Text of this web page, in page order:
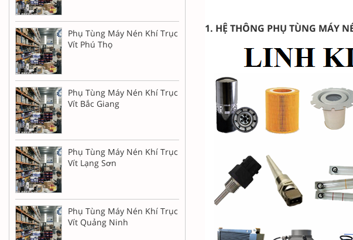
1. HỆ THÔNG PHỤ TÙNG MÁY
Phụ Tùng Máy Nén Khí Trục
Vít Phú Thọ
Phụ Tùng Máy Nén Khí Trục
Vít Bắc Giang
Phụ Tùng Máy Nén Khí Trục
Vít Lạng Sơn
Phụ Tùng Máy Nén Khí Trục
Vít Quảng Ninh